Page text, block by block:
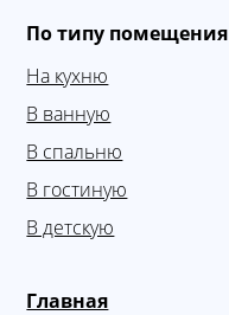
По типу помещения
На кухню
В ванную
В спальню
В гостиную
В детскую
Главная